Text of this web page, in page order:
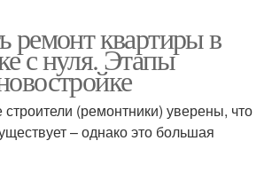
ремонт квартиры в
с нуля. Этапы
(ремонтники) уверены, что
– однако это большая